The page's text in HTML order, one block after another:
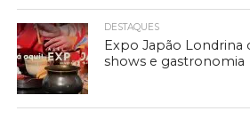
DESTAQUES
Expo Japão Londrina
shows e gastronomia